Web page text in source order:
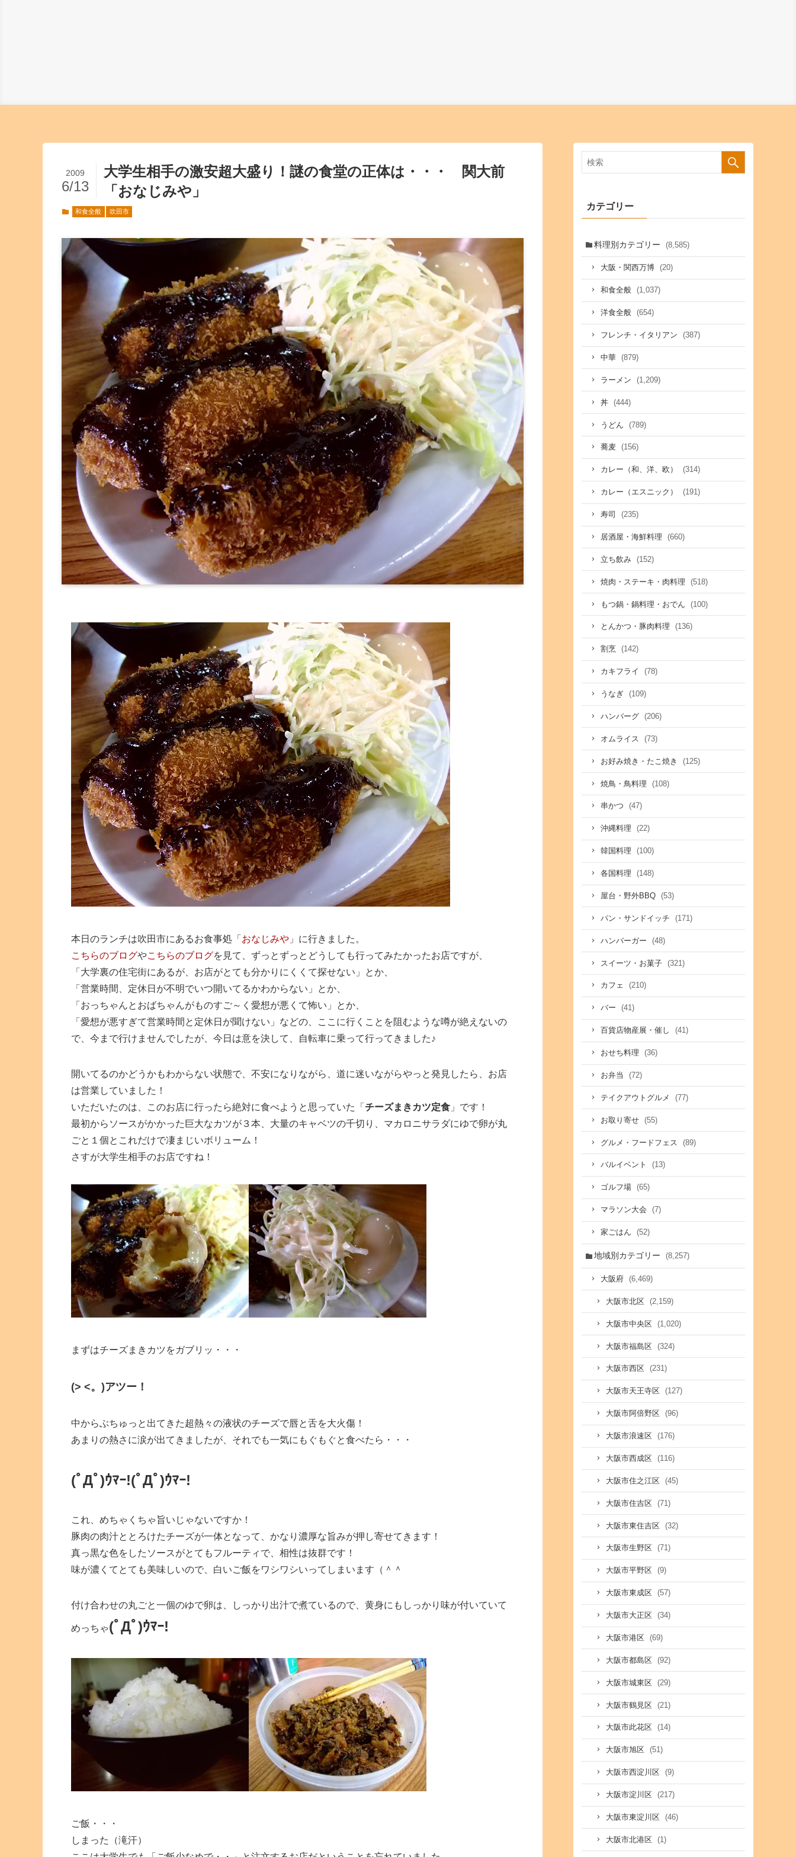
大学生相手の激安超大盛り！謎の食堂の正体は・・・ 関大前
「おなじみや」
2009
6/13
和食全般 吹田市
本日のランチは吹田市にあるお食事処「 おなじみや 」に行きました。
こちらのブログやこちらのブログを見て、ずっとずっとどうしても行ってみたかったお店ですが、
「大学裏の住宅街にあるが、お店がとても分かりにくくて探せない」とか、
「営業時間、定休日が不明でいつ開いてるかわからない」とか、
「おっちゃんとおばちゃんがものすご～く愛想が悪くて怖い」とか、
「愛想が悪すぎて営業時間と定休日が聞けない」などの、ここに行くことを阻むような噂が絶えないの
で、今まで行けませんでしたが、今日は意を決して、自転車に乗って行ってきました♪
開いてるのかどうかもわからない状態で、不安になりながら、道に迷いながらやっと発見したら、お店
は営業していました！
いただいたのは、このお店に行ったら絶対に食べようと思っていた「 チーズまきカツ定食 」です！
最初からソースがかかった巨大なカツが３本、大量のキャベツの千切り、マカロニサラダにゆで卵が丸
ごと１個とこれだけで凄まじいボリューム！
さすが大学生相手のお店ですね！
まずはチーズまきカツをガブリッ・・・
(> <。)アツー！
中からぶちゅっと出てきた超熱々の液状のチーズで唇と舌を大火傷！
あまりの熱さに涙が出てきましたが、それでも一気にもぐもぐと食べたら・・・
(ﾟДﾟ)ｳﾏｰ!(ﾟДﾟ)ｳﾏｰ!
これ、めちゃくちゃ旨いじゃないですか！
豚肉の肉汁ととろけたチーズが一体となって、かなり濃厚な旨みが押し寄せてきます！
真っ黒な色をしたソースがとてもフルーティで、相性は抜群です！
味が濃くてとても美味しいので、白いご飯をワシワシいってしまいます（＾＾
付け合わせの丸ごと一個のゆで卵は、しっかり出汁で煮ているので、黄身にもしっかり味が付いていて
めっちゃ(ﾟДﾟ)ｳﾏｰ!
ご飯・・・
しまった（滝汗）
カテゴリー
料理別カテゴリー (8,585)
大阪・関西万博 (20)
和食全般 (1,037)
洋食全般 (654)
フレンチ・イタリアン (387)
中華 (879)
ラーメン (1,209)
丼 (444)
うどん (789)
蕎麦 (156)
カレー（和、洋、欧） (314)
カレー（エスニック） (191)
寿司 (235)
居酒屋・海鮮料理 (660)
立ち飲み (152)
焼肉・ステーキ・肉料理 (518)
もつ鍋・鍋料理・おでん (100)
とんかつ・豚肉料理 (136)
割烹 (142)
カキフライ (78)
うなぎ (109)
ハンバーグ (206)
オムライス (73)
お好み焼き・たこ焼き (125)
焼鳥・鳥料理 (108)
串かつ (47)
沖縄料理 (22)
韓国料理 (100)
各国料理 (148)
屋台・野外BBQ (53)
パン・サンドイッチ (171)
ハンバーガー (48)
スイーツ・お菓子 (321)
カフェ (210)
バー (41)
百貨店物産展・催し (41)
おせち料理 (36)
お弁当 (72)
テイクアウトグルメ (77)
お取り寄せ (55)
グルメ・フードフェス (89)
バルイベント (13)
ゴルフ場 (65)
マラソン大会 (7)
家ごはん (52)
地域別カテゴリー (8,257)
大阪府 (6,469)
大阪市北区 (2,159)
大阪市中央区 (1,020)
大阪市福島区 (324)
大阪市西区 (231)
大阪市天王寺区 (127)
大阪市阿倍野区 (96)
大阪市浪速区 (176)
大阪市西成区 (116)
大阪市住之江区 (45)
大阪市住吉区 (71)
大阪市東住吉区 (32)
大阪市生野区 (71)
大阪市平野区 (9)
大阪市東成区 (57)
大阪市大正区 (34)
大阪市港区 (69)
大阪市都島区 (92)
大阪市城東区 (29)
大阪市鶴見区 (21)
大阪市此花区 (14)
大阪市旭区 (51)
大阪市西淀川区 (9)
大阪市淀川区 (217)
大阪市東淀川区 (46)
大阪市北港区 (1)